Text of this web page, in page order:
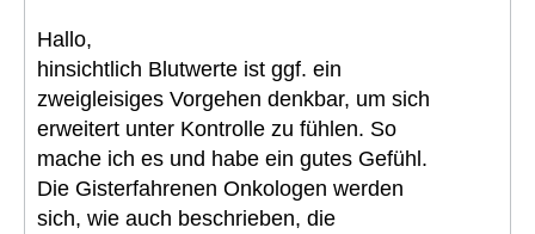
Hallo,
hinsichtlich Blutwerte ist ggf. ein
zweigleisiges Vorgehen denkbar, um sich
erweitert unter Kontrolle zu fühlen. So
mache ich es und habe ein gutes Gefühl.
Die Gisterfahrenen Onkologen werden
sich, wie auch beschrieben, die